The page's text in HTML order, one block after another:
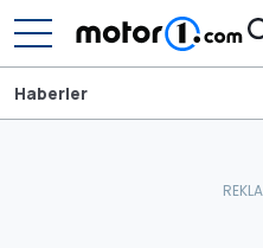
Haberler